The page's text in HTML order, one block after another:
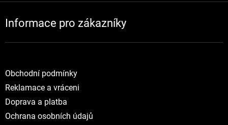
Informace pro zákazníky
Obchodní podmínky
Reklamace a vráceni
Doprava a platba
Ochrana osobních údajů